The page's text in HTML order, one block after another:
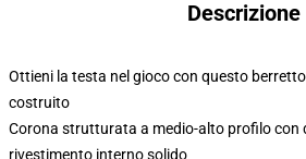
Descrizione
Ottieni la testa nel gioco con questo
costruito
Corona strutturata a medio-alto profilo con
rivestimento interno solido